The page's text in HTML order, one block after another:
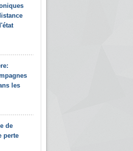
les
de
perte